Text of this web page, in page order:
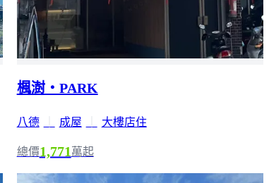
楓澍・PARK
八德 成屋 大樓店住
總價1,771 萬起